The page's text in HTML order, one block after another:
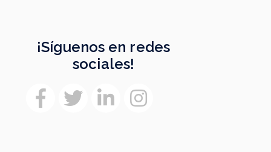
¡Síguenos en redes
sociales!